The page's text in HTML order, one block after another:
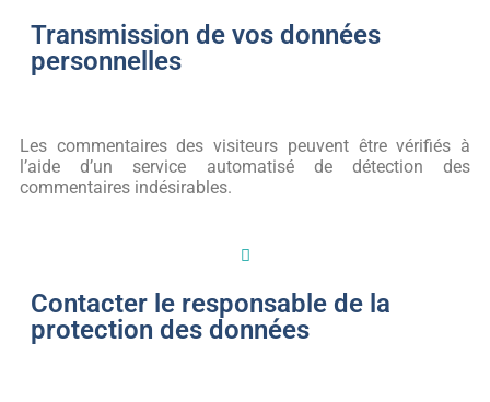
Transmission de vos données
personnelles
Les commentaires des visiteurs peuvent être vérifiés à
l’aide d’un service automatisé de détection des
commentaires indésirables.
Contacter le responsable de la
protection des données